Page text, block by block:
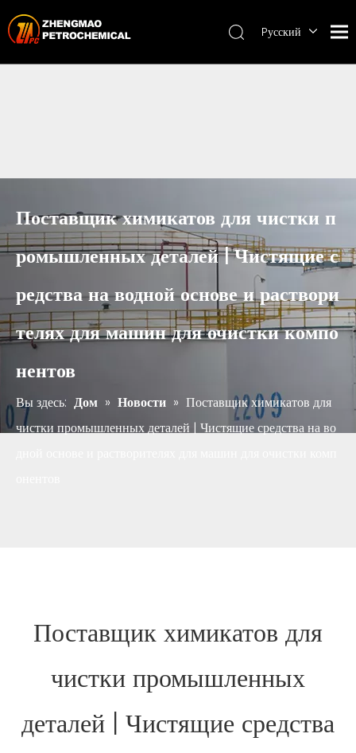
Pусский
Поставщик химикатов для чистки п
ромышленных деталей | Чистящие с
редства на водной основе и раствори
телях для машин для очистки компо
нентов
Вы здесь: Дом » Новости » Поставщик химикатов для
чистки промышленных деталей | Чистящие средства на во
Поставщик химикатов для
чистки промышленных
деталей | Чистящие средства